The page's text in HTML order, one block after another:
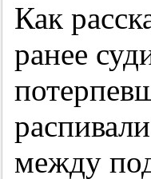
Как
ранее
между